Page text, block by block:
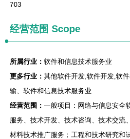
703
经营范围 Scope
所属行业： 软件和信息技术服务业
更多行业： 其他软件开发,软件开发,软
输、软件和信息技术服务业
经营范围： 一般项目：网络与信息安全
服务、技术开发、技术咨询、技术交流
材料技术推广服务；工程和技术研究和